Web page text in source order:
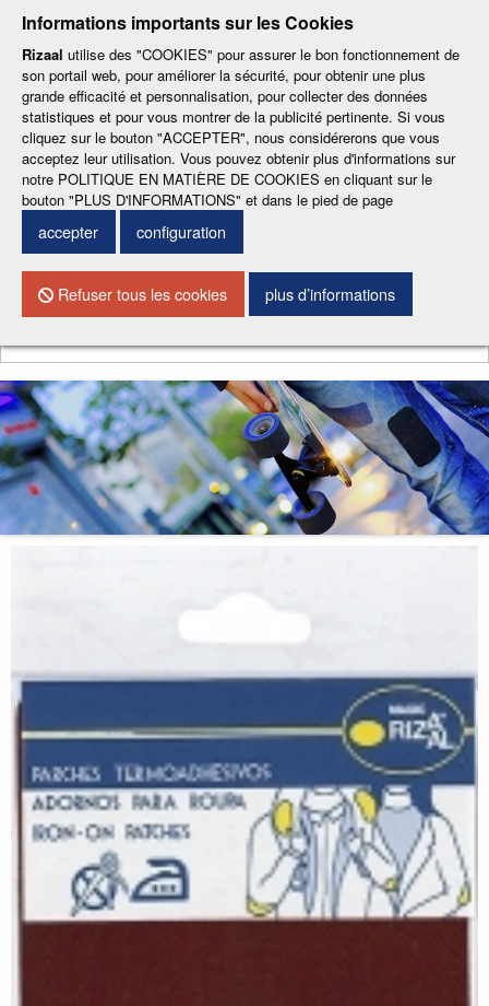
Informations importants sur les Cookies
Rizaal utilise des "COOKIES" pour assurer le bon fonctionnement de
son portail web, pour améliorer la sécurité, pour obtenir une plus
grande efficacité et personnalisation, pour collecter des données
statistiques et pour vous montrer de la publicité pertinente. Si vous
cliquez sur le bouton "ACCEPTER", nous considérerons que vous
acceptez leur utilisation. Vous pouvez obtenir plus d'informations sur
notre POLITIQUE EN MATIÈRE DE COOKIES en cliquant sur le
bouton "PLUS D'INFORMATIONS" et dans le pied de page
accepter configuration
Refuser tous les cookies plus d’informations
- ESP- ENG-CAT -FRA-DEU
CONTACTEZ NOUS
Menu
Chercher